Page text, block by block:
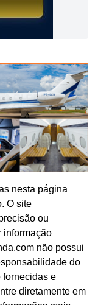
nesta página
O site
ou
informação
não possui
do
fornecidas e
diretamente em